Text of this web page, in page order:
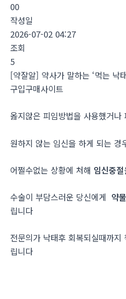
00
작성일
2026-07-02 04:27
조회
5
[약잘알] 약사가 말하는 ‘먹는 낙
구입구매사이트
옳지않은 피임방법을 사용했거나
원하지 않는 임신을 하게 되는 경
어쩔수없는 상황에 처해 임신중절
수술이 부담스러운 당신에게 약
립니다
전문의가 낙태후 회복되실때까지
립니다